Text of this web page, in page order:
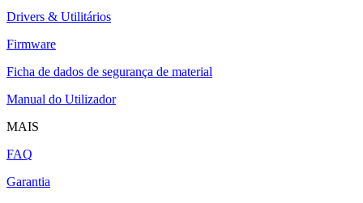
Drivers & Utilitários
Firmware
Ficha de dados de segurança de material
Manual do Utilizador
MAIS
FAQ
Garantia